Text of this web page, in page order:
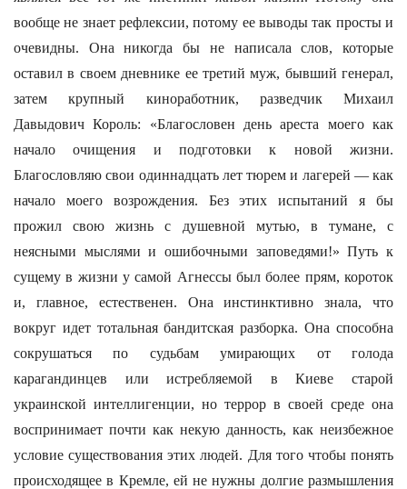
вообще не знает рефлексии, потому ее выводы так просты и
очевидны. Она никогда бы не написала слов, которые
оставил в своем дневнике ее третий муж, бывший генерал,
затем крупный киноработник, разведчик Михаил
Давыдович Король: «Благословен день ареста моего как
начало очищения и подготовки к новой жизни.
Благословляю свои одиннадцать лет тюрем и лагерей — как
начало моего возрождения. Без этих испытаний я бы
прожил свою жизнь с душевной мутью, в тумане, с
неясными мыслями и ошибочными заповедями!» Путь к
сущему в жизни у самой Агнессы был более прям, короток
и, главное, естественен. Она инстинктивно знала, что
вокруг идет тотальная бандитская разборка. Она способна
сокрушаться по судьбам умирающих от голода
карагандинцев или истребляемой в Киеве старой
украинской интеллигенции, но террор в своей среде она
воспринимает почти как некую данность, как неизбежное
условие существования этих людей. Для того чтобы понять
происходящее в Кремле, ей не нужны долгие размышления